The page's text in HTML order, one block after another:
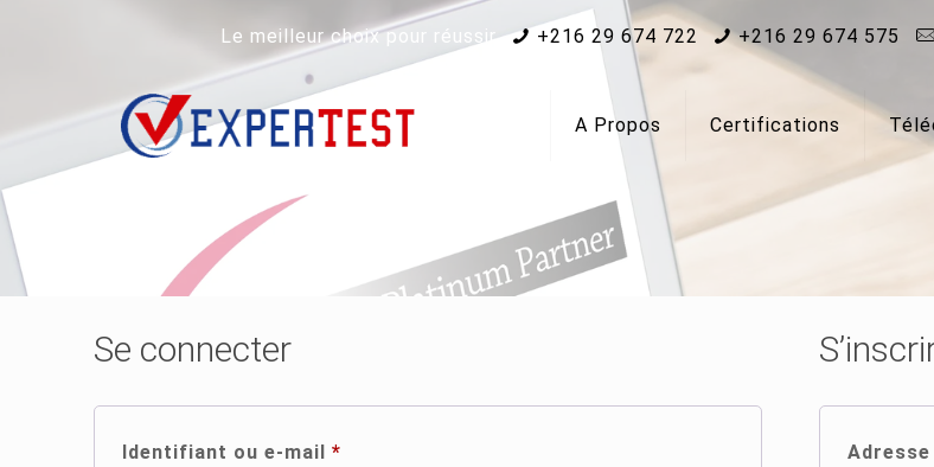
Le meilleur choix pour réussir +216 29 674 722 +216 29 674 575
A Propos Certifications
Se connecter
Identifiant ou e-mail *